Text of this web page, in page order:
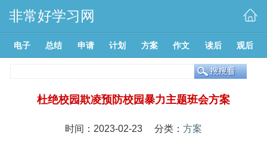
非常好学习网
电子 总结 申请 计划 方案 作文 读后 观后
杜绝校园欺凌预防校园暴力主题班会方案
时间：2023-02-23 分类： 方案